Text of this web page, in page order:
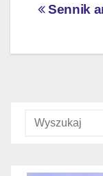
Sennik